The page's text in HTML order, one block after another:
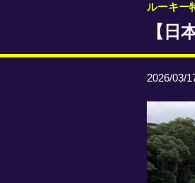
ルーキー
【日
2026/03/